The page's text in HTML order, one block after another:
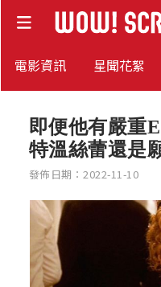
電影資訊 星聞花絮
即便他有嚴重
特溫絲蕾還是
發佈日期：2022-11-10